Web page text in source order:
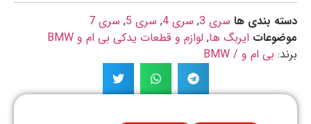
بندی ها سری 3 ,سری 4 ,سری 5 ,سری 7
ایربگ ها,لوازم و قطعات یدکی بی ام و BMW
بی ام و / BMW